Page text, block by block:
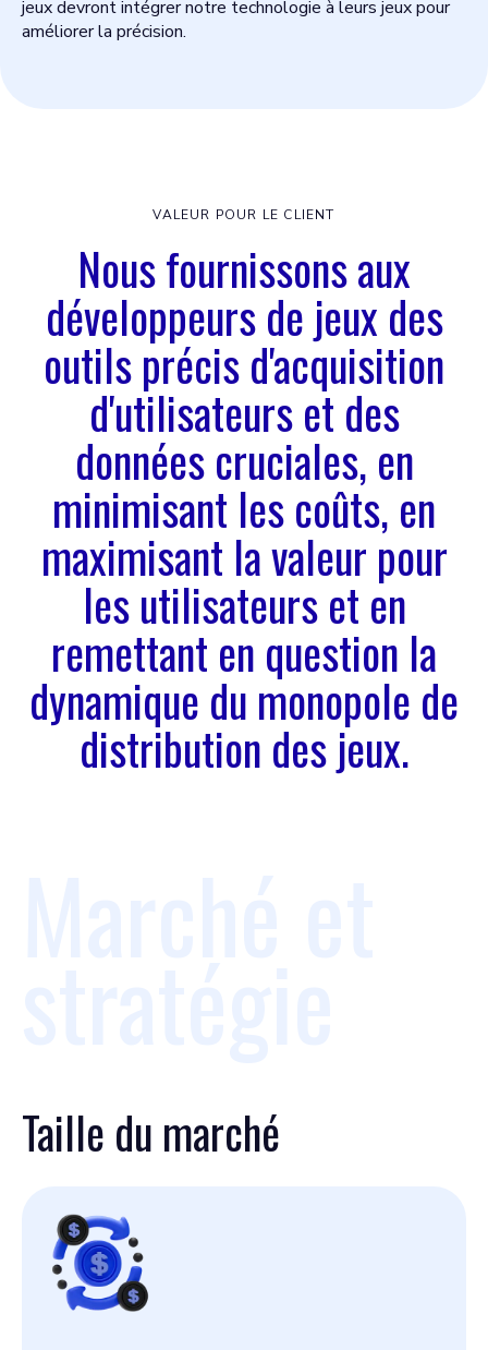
jeux devront intégrer notre technologie à leurs jeux pour
améliorer la précision.
VALEUR POUR LE CLIENT
Nous fournissons aux
développeurs de jeux des
outils précis d'acquisition
d'utilisateurs et des
données cruciales, en
minimisant les coûts, en
maximisant la valeur pour
les utilisateurs et en
remettant en question la
dynamique du monopole de
distribution des jeux.
Taille du marché